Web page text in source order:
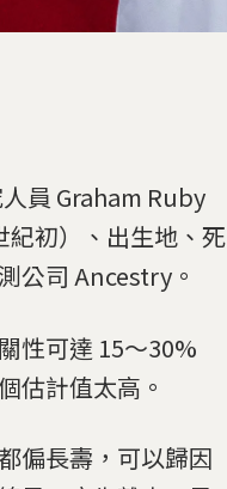
員 Graham Ruby
紀初）、出生地、死
公司 Ancestry。
性可達 15～30%
估計值太高。
偏長壽，可以歸因